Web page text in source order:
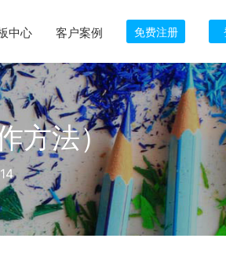
中心 客户案例 免费注册
方法）